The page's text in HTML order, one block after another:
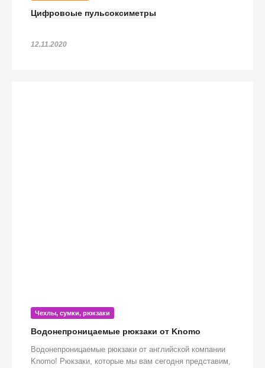
Цифровоые пульсоксиметры
12.11.2020
Чехлы, сумки, рюкзаки
Водонепроницаемые рюкзаки от Knomo
Водонепроницаемые рюкзаки от английской компании
Knomo! Рюкзаки, которые мы вам сегодня представим,